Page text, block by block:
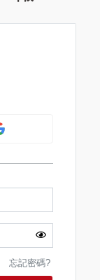
忘記密碼?